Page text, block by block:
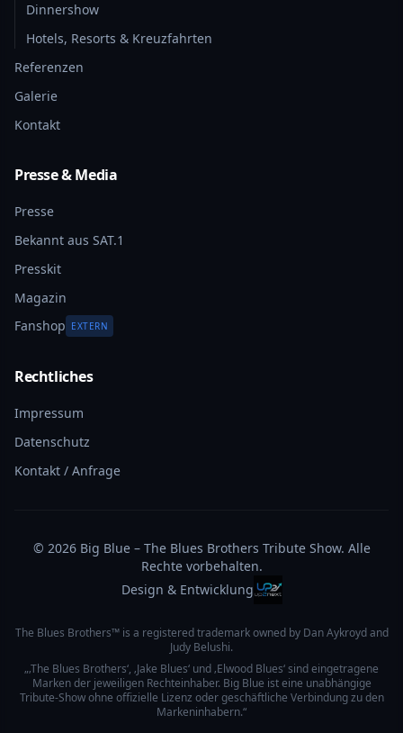
Dinnershow
Hotels, Resorts & Kreuzfahrten
Referenzen
Galerie
Kontakt
Presse & Media
Presse
Bekannt aus SAT.1
Presskit
Magazin
Fanshop EXTERN
Rechtliches
Impressum
Datenschutz
Kontakt / Anfrage
© 2026Big Blue – The Blues Brothers Tribute Show. Alle
Rechte vorbehalten.
Design & Entwicklung
The Blues Brothers™ is a registered trademark owned by Dan Aykroyd and
Judy Belushi.
„‚The Blues Brothers‘, ‚Jake Blues‘ und ‚Elwood Blues‘ sind eingetragene
Marken der jeweiligen Rechteinhaber. Big Blue ist eine unabhängige
Tribute-Show ohne offizielle Lizenz oder geschäftliche Verbindung zu den
Markeninhabern.“